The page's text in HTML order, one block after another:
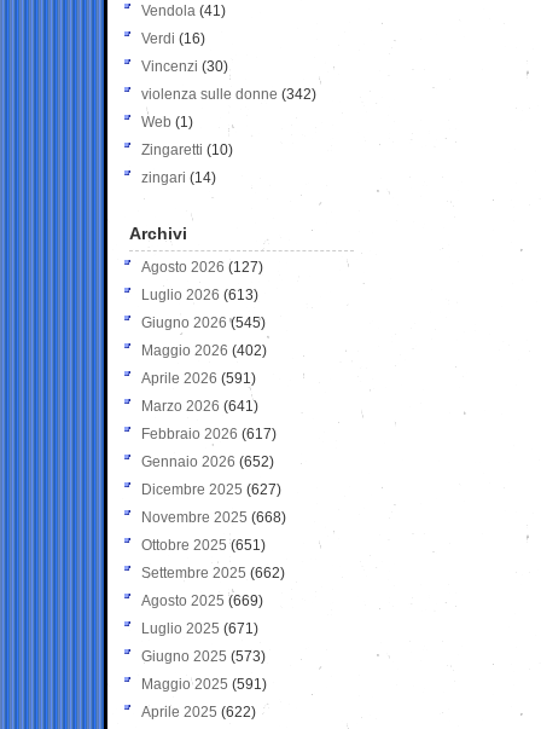
Vendola (41)
Verdi (16)
Vincenzi (30)
violenza sulle donne (342)
Web (1)
Zingaretti (10)
zingari (14)
Archivi
Agosto 2026 (127)
Luglio 2026 (613)
Giugno 2026 (545)
Maggio 2026 (402)
Aprile 2026 (591)
Marzo 2026 (641)
Febbraio 2026 (617)
Gennaio 2026 (652)
Dicembre 2025 (627)
Novembre 2025 (668)
Ottobre 2025 (651)
Settembre 2025 (662)
Agosto 2025 (669)
Luglio 2025 (671)
Giugno 2025 (573)
Maggio 2025 (591)
Aprile 2025 (622)